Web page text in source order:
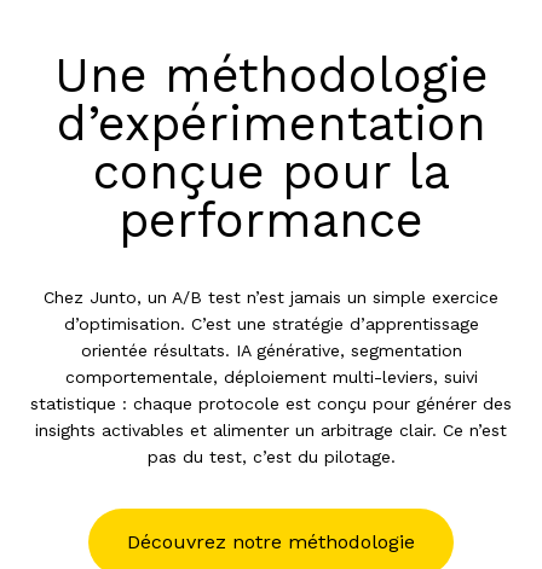
Une méthodologie
d’expérimentation
conçue pour la
performance
Chez Junto, un A/B test n’est jamais un simple exercice
d’optimisation. C’est une stratégie d’apprentissage
orientée résultats. IA générative, segmentation
comportementale, déploiement multi-leviers, suivi
statistique : chaque protocole est conçu pour générer des
insights activables et alimenter un arbitrage clair. Ce n’est
pas du test, c’est du pilotage.
Découvrez notre méthodologie